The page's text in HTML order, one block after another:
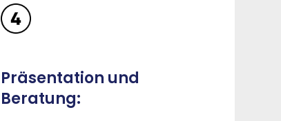
Präsentation und
Beratung: